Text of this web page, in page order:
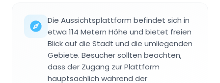
Die Aussichtsplattform befindet sich in
etwa 114 Metern Höhe und bietet freien
Blick auf die Stadt und die umliegenden
Gebiete. Besucher sollten beachten,
dass der Zugang zur Plattform
hauptsächlich während der